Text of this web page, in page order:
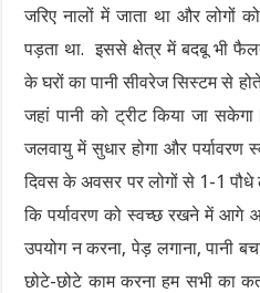
जरिए नालों में जाता था और लोगों
पड़ता था. इससे क्षेत्र में बदबू भी
के घरों का पानी सीवरेज सिस्टम से
जहां पानी को ट्रीट किया जा
जलवायु में सुधार होगा और पर्यावरण
दिवस के अवसर पर लोगों से 1-1
कि पर्यावरण को स्वच्छ रखने में आगे
उपयोग न करना, पेड़ लगाना, पानी
छोटे-छोटे काम करना हम सभी का